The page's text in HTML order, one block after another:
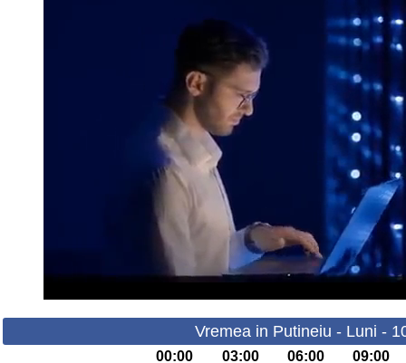
Vremea in Putineiu - Luni -
00:00 03:00 06:00 09:00